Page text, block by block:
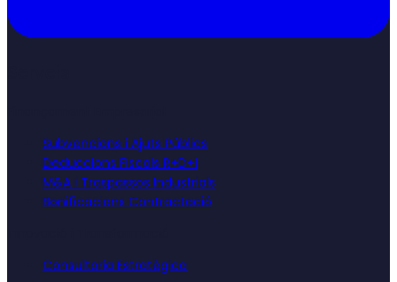
Subvencions i Ajuts Públics
Deduccions Fiscals R+D+i
M&A i Traspassos Industrials
Bonificacions Contractació
Consultoria Estratègica